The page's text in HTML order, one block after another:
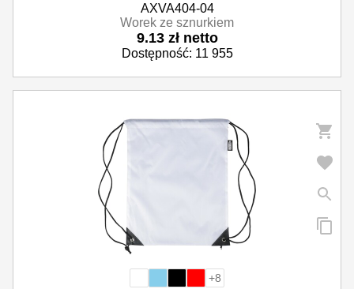
AXVA404-04
Worek ze sznurkiem
9.13 zł netto
Dostępność: 11 955
+8